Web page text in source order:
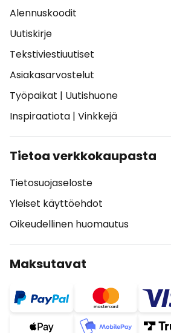
Alennuskoodit
Uutiskirje
Tekstiviestiuutiset
Asiakasarvostelut
Työpaikat | Uutishuone
Inspiraatiota | Vinkkejä
Tietoa verkkokaupasta
Tietosuojaseloste
Yleiset käyttöehdot
Oikeudellinen huomautus
Maksutavat